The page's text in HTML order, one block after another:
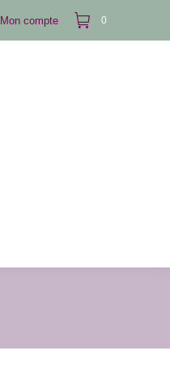
Mon compte 0